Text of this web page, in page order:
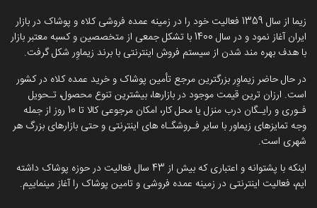
زیما از سال 1359 فعالیت خود را در زمینه عمده فروشی کلاه و پوشاک در بازار
ایران آغاز نمود و در سال 1400 با تشکل جمعی از متخصصین و کسبه معتبر بازار
با هدف بهره مند شدن از سیستم فروش اینترنتی با برند زیماوِر شکل گرفت.
در حال حاضر زیماوِر بزرگترین مرجع تأمین پوشاک و خرید عمده کلاه در کشور
است. ارزان ترین قیمت موجود در بازارها، بیشترین تنوع محصول، تـحویل
فـوری و رایـگان درب منزل یا محل کار، امکان مرجوعی کالا تا 10 روز از جمله
وجه تمایزهای زیماور با سایر فـروشگـاه های اینترنتی و حتی بازارهای بزرگ هر
شهری است.
اینکه با پشتوانه و اعتباری که بیش از 43 سال فعالیت در حوزه پوشاک داشته
ایم، فعالیت اینترنتی در زمینه عمده فروشی و تامین پوشاک را آغاز مینماییم.